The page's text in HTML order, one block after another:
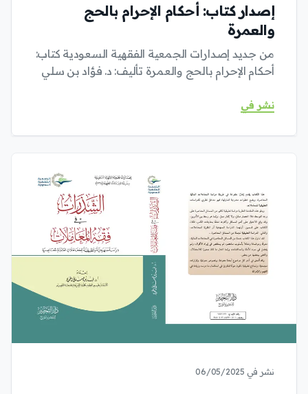
إصدار كتاب: أحكام الإحرام بالحج
والعمرة
من جديد إصدارات الجمعية الفقهية السعودية كتاب:
أحكام الإحرام بالحج والعمرة تأليف: د. فؤاد بن سلي
نشر في
نشر في 06/05/2025